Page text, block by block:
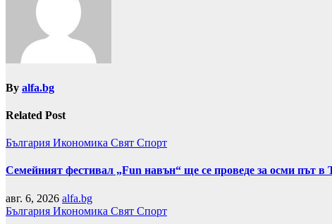
By alfa.bg
Related Post
България Икономика Свят Спорт
Семейният фестивал „Fun навън“ ще се проведе за осми път в
авг. 6, 2026 alfa.bg
България Икономика Свят Спорт